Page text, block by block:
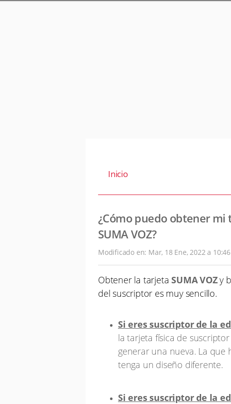
Inicio
¿Cómo puedo obtener
SUMA VOZ?
Modificado en: Mar, 18 Ene, 2022 a
Obtener la tarjetaSUMA VOZy
del suscriptor es muy sencillo.
Si eres suscriptor de la
latarjeta física de
generar una nueva. La que
tenga un diseño diferente.
Si eres suscriptor de la